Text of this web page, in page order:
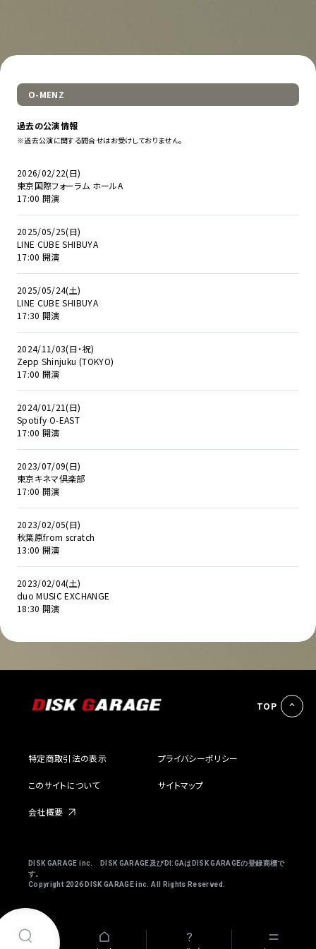
O-MENZ
過去の公演情報
※過去公演に関する問合せはお受けしておりません。
2026/02/22(日)
東京国際フォーラム ホールA
17:00 開演
2025/05/25(日)
LINE CUBE SHIBUYA
17:00 開演
2025/05/24(土)
LINE CUBE SHIBUYA
17:30 開演
2024/11/03(日・祝)
Zepp Shinjuku (TOKYO)
17:00 開演
2024/01/21(日)
Spotify O-EAST
17:00 開演
2023/07/09(日)
東京キネマ倶楽部
17:00 開演
2023/02/05(日)
秋葉原from scratch
13:00 開演
2023/02/04(土)
duo MUSIC EXCHANGE
18:30 開演
TOP
特定商取引法の表示 プライバシーポリシー
このサイトについて サイトマップ
会社概要
DISK GARAGE inc. DISK GARAGE及びDI:GAはDISK GARAGEの登録商標で
す。
Copyright 2026 DISK GARAGE inc. All Rights Reserved.